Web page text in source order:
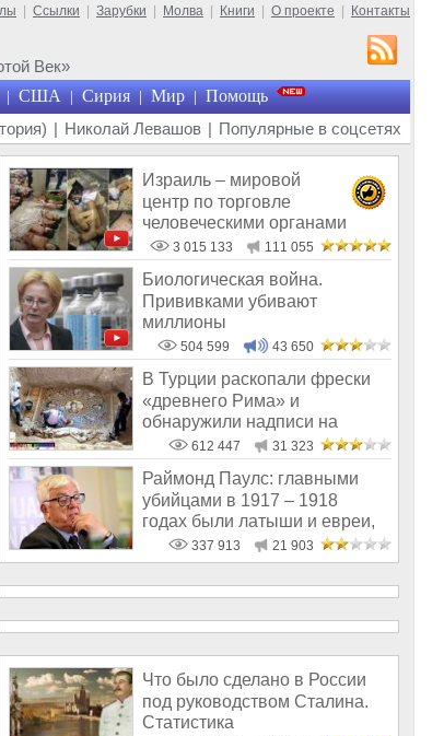
Ссылки Зарубки Молва Книги О проекте Контакты
Век»
| США | Сирия | Мир | Помощь
| Николай Левашов | Популярные в соцсетях
Израиль – мировой
центр по торговле
человеческими органами
3 015 133 111 055
Биологическая война.
Прививками убивают
миллионы
504 599 43 650
В Турции раскопали фрески
«древнего Рима» и
обнаружили надписи на
Русском!612 447 31 323
Раймонд Паулс: главными
убийцами в 1917 – 1918
годах были латыши и евреи,
а не русс337 913 21 903
Что было сделано в России
под руководством Сталина.
Статистика